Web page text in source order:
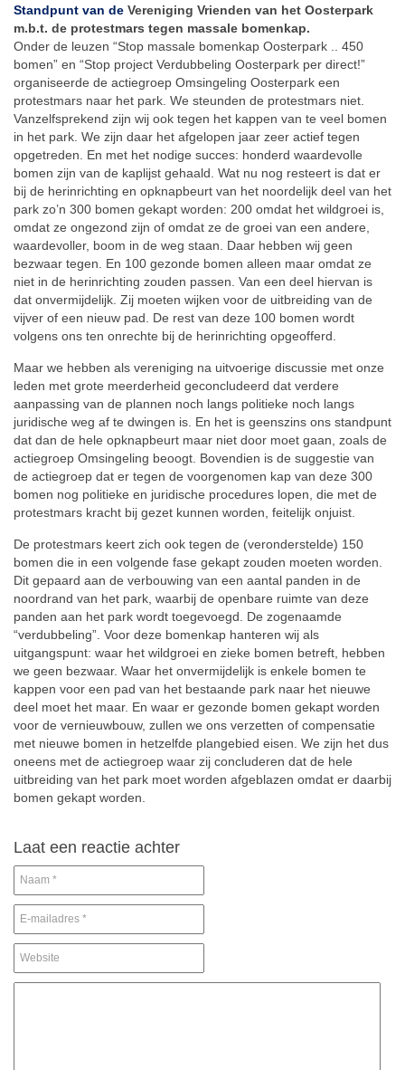
Standpunt van de Vereniging Vrienden van het Oosterpark
m.b.t. de protestmars tegen massale bomenkap.
Onder de leuzen “Stop massale bomenkap Oosterpark .. 450
bomen” en “Stop project Verdubbeling Oosterpark per direct!”
organiseerde de actiegroep Omsingeling Oosterpark een
protestmars naar het park. We steunden de protestmars niet.
Vanzelfsprekend zijn wij ook tegen het kappen van te veel bomen
in het park. We zijn daar het afgelopen jaar zeer actief tegen
opgetreden. En met het nodige succes: honderd waardevolle
bomen zijn van de kaplijst gehaald. Wat nu nog resteert is dat er
bij de herinrichting en opknapbeurt van het noordelijk deel van het
park zo’n 300 bomen gekapt worden: 200 omdat het wildgroei is,
omdat ze ongezond zijn of omdat ze de groei van een andere,
waardevoller, boom in de weg staan. Daar hebben wij geen
bezwaar tegen. En 100 gezonde bomen alleen maar omdat ze
niet in de herinrichting zouden passen. Van een deel hiervan is
dat onvermijdelijk. Zij moeten wijken voor de uitbreiding van de
vijver of een nieuw pad. De rest van deze 100 bomen wordt
volgens ons ten onrechte bij de herinrichting opgeofferd.
Maar we hebben als vereniging na uitvoerige discussie met onze
leden met grote meerderheid geconcludeerd dat verdere
aanpassing van de plannen noch langs politieke noch langs
juridische weg af te dwingen is. En het is geenszins ons standpunt
dat dan de hele opknapbeurt maar niet door moet gaan, zoals de
actiegroep Omsingeling beoogt. Bovendien is de suggestie van
de actiegroep dat er tegen de voorgenomen kap van deze 300
bomen nog politieke en juridische procedures lopen, die met de
protestmars kracht bij gezet kunnen worden, feitelijk onjuist.
De protestmars keert zich ook tegen de (veronderstelde) 150
bomen die in een volgende fase gekapt zouden moeten worden.
Dit gepaard aan de verbouwing van een aantal panden in de
noordrand van het park, waarbij de openbare ruimte van deze
panden aan het park wordt toegevoegd. De zogenaamde
“verdubbeling”. Voor deze bomenkap hanteren wij als
uitgangspunt: waar het wildgroei en zieke bomen betreft, hebben
we geen bezwaar. Waar het onvermijdelijk is enkele bomen te
kappen voor een pad van het bestaande park naar het nieuwe
deel moet het maar. En waar er gezonde bomen gekapt worden
voor de vernieuwbouw, zullen we ons verzetten of compensatie
met nieuwe bomen in hetzelfde plangebied eisen. We zijn het dus
oneens met de actiegroep waar zij concluderen dat de hele
uitbreiding van het park moet worden afgeblazen omdat er daarbij
bomen gekapt worden.
Laat een reactie achter